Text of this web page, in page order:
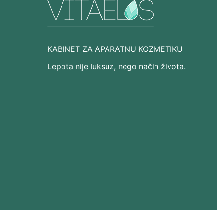
KABINET ZA APARATNU KOZMETIKU
Lepota nije luksuz, nego način života.